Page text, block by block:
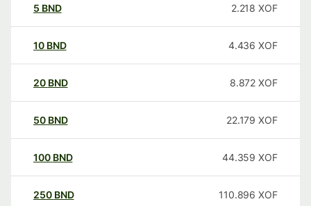
5 BND 2.218 XOF
10 BND 4.436 XOF
20 BND 8.872 XOF
50 BND 22.179 XOF
100 BND 44.359 XOF
250 BND 110.896 XOF